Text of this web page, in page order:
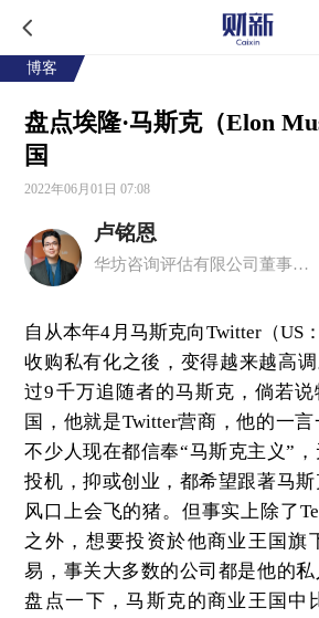
博客
盘点埃隆·马斯克（Elon
国
2022年06月01日 07:08
卢铭恩
华坊咨询评估有限公司董事总经理、注册中国房地产估价师、香港测量师学会产业测量师
自从本年4月马斯克向Twitter（US
收购私有化之後，变得越来越高
过9千万追随者的马斯克，倘若说
国，他就是Twitter营商，他的一言
不少人现在都信奉“马斯克主义”
投机，抑或创业，都希望跟著马
风口上会飞的猪。但事实上除了
之外，想要投资於他商业王国旗
易，事关大多数的公司都是他的
盘点一下，马斯克的商业王国中